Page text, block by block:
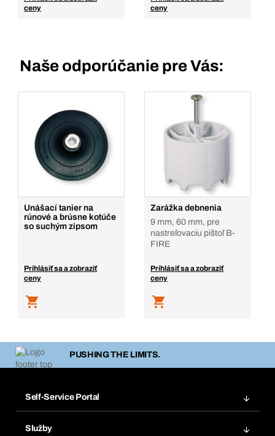
ceny
ceny
Naše odporúčanie pre Vás:
Unášací tanier na
rúnové a brúsne kotúče
so suchým zipsom
Prihlásiť sa a zobraziť
ceny
Zarážka debnenia
9 mm, 60 mm, pre
nastreľovaciu pištoľ B-
FIRE
Prihlásiť sa a zobraziť
ceny
PUSHING THE LIMITS.
Self-Service Portal
Služby